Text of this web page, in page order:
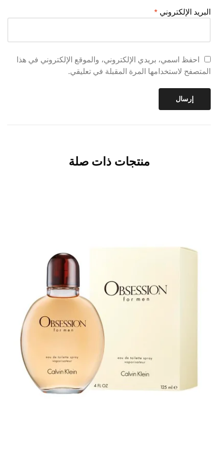
البريد الإلكتروني *
احفظ اسمي، بريدي الإلكتروني، والموقع الإلكتروني في هذا
المتصفح لاستخدامها المرة المقبلة في تعليقي.
منتجات ذات صلة